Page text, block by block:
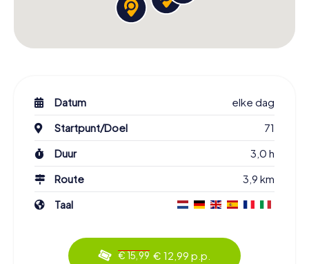
Datum
elke dag
Startpunt/Doel
71
Duur
3,0 h
Route
3,9 km
Taal
€ 15,99 € 12,99 p.p.